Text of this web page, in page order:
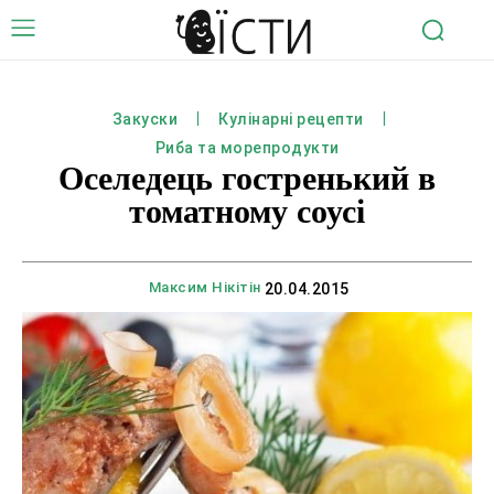
Закуски
Кулінарні рецепти
Риба та морепродукти
Оселедець гостренький в
томатному соусі
Максим Нікітін 20.04.2015